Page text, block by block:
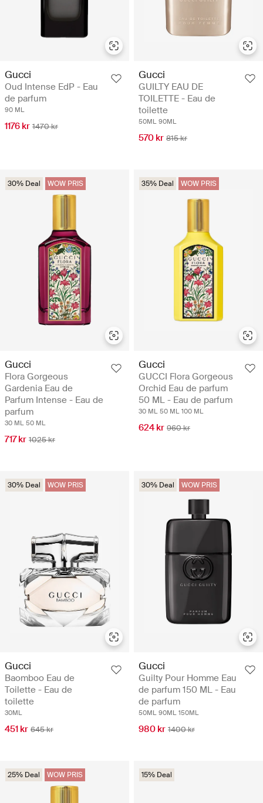
Gucci
Oud Intense EdP - Eau
de parfum
90 ML
1176 kr 1470 kr
Gucci
GUILTY EAU DE
TOILETTE - Eau de
toilette
50ML 90ML
570 kr 815 kr
30% Deal WOW PRIS
Gucci
Flora Gorgeous
Gardenia Eau de
Parfum Intense - Eau de
parfum
30 ML 50 ML
717 kr 1025 kr
35% Deal WOW PRIS
Gucci
GUCCI Flora Gorgeous
Orchid Eau de parfum
50 ML - Eau de parfum
30 ML 50 ML 100 ML
624 kr 960 kr
30% Deal WOW PRIS
Gucci
Baomboo Eau de
Toilette - Eau de
toilette
30ML
451 kr 645 kr
30% Deal WOW PRIS
Gucci
Guilty Pour Homme Eau
de parfum 150 ML - Eau
de parfum
50ML 90ML 150ML
980 kr 1400 kr
25% Deal WOW PRIS 15% Deal